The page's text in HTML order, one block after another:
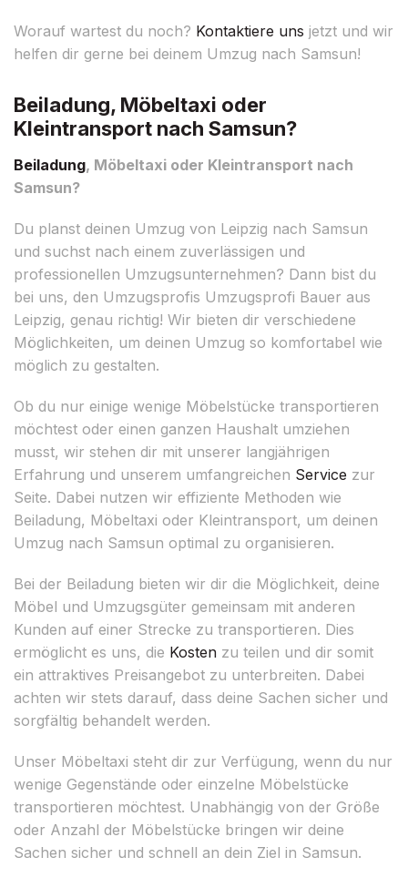
Worauf wartest du noch? Kontaktiere uns jetzt und wir
helfen dir gerne bei deinem Umzug nach Samsun!
Beiladung, Möbeltaxi oder
Kleintransport nach Samsun?
Beiladung, Möbeltaxi oder Kleintransport nach
Samsun?
Du planst deinen Umzug von Leipzig nach Samsun
und suchst nach einem zuverlässigen und
professionellen Umzugsunternehmen? Dann bist du
bei uns, den Umzugsprofis Umzugsprofi Bauer aus
Leipzig, genau richtig! Wir bieten dir verschiedene
Möglichkeiten, um deinen Umzug so komfortabel wie
möglich zu gestalten.
Ob du nur einige wenige Möbelstücke transportieren
möchtest oder einen ganzen Haushalt umziehen
musst, wir stehen dir mit unserer langjährigen
Erfahrung und unserem umfangreichen Service zur
Seite. Dabei nutzen wir effiziente Methoden wie
Beiladung, Möbeltaxi oder Kleintransport, um deinen
Umzug nach Samsun optimal zu organisieren.
Bei der Beiladung bieten wir dir die Möglichkeit, deine
Möbel und Umzugsgüter gemeinsam mit anderen
Kunden auf einer Strecke zu transportieren. Dies
ermöglicht es uns, die Kosten zu teilen und dir somit
ein attraktives Preisangebot zu unterbreiten. Dabei
achten wir stets darauf, dass deine Sachen sicher und
sorgfältig behandelt werden.
Unser Möbeltaxi steht dir zur Verfügung, wenn du nur
wenige Gegenstände oder einzelne Möbelstücke
transportieren möchtest. Unabhängig von der Größe
oder Anzahl der Möbelstücke bringen wir deine
Sachen sicher und schnell an dein Ziel in Samsun.